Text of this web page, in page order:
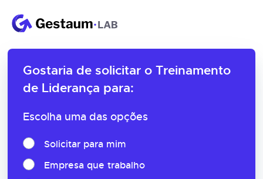
Gostaria de solicitar o Treinamento
de Liderança para:
Escolha uma das opções
Solicitar para mim
Empresa que trabalho